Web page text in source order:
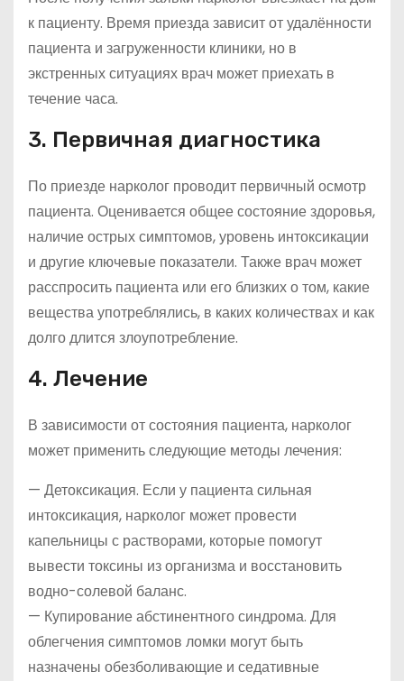
к пациенту. Время приезда зависит от удалённости
пациента и загруженности клиники, но в
экстренных ситуациях врач может приехать в
течение часа.
3. Первичная диагностика
По приезде нарколог проводит первичный осмотр
пациента. Оценивается общее состояние здоровья,
наличие острых симптомов, уровень интоксикации
и другие ключевые показатели. Также врач может
расспросить пациента или его близких о том, какие
вещества употреблялись, в каких количествах и как
долго длится злоупотребление.
4. Лечение
В зависимости от состояния пациента, нарколог
может применить следующие методы лечения:
— Детоксикация. Если у пациента сильная
интоксикация, нарколог может провести
капельницы с растворами, которые помогут
вывести токсины из организма и восстановить
водно-солевой баланс.
— Купирование абстинентного синдрома. Для
облегчения симптомов ломки могут быть
назначены обезболивающие и седативные